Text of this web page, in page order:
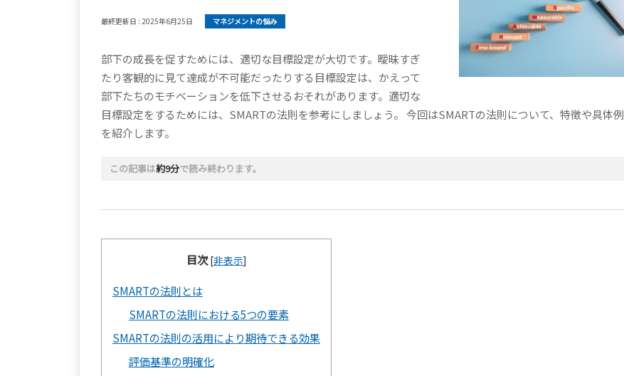
最終更新日 : 2025年6月25日 マネジメントの悩み
部下の成長を促すためには、適切な目標設定が大切です。曖昧すぎ
たり客観的に見て達成が不可能だったりする目標設定は、かえって
部下たちのモチベーションを低下させるおそれがあります。適切な
目標設定をするためには、SMARTの法則を参考にしましょう。 今回はSMARTの法則について、特徴や具体例
を紹介します。
この記事は約9分で読み終わります。
目次 [非表示]
SMARTの法則とは
SMARTの法則における5つの要素
SMARTの法則の活用により期待できる効果
評価基準の明確化